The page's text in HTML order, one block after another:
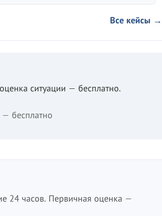
Все кейсы →
ситуации — бесплатно.
бесплатно
24 часов. Первичная оценка —